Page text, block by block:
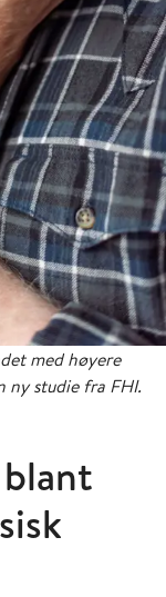
med høyere
ny studie fra FHI.